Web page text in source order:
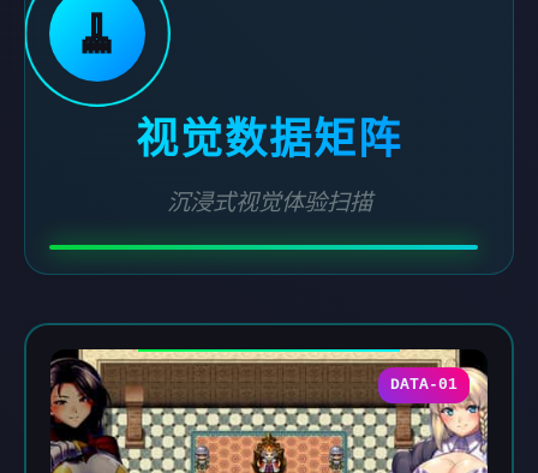
🧹
视觉数据矩阵
沉浸式视觉体验扫描
DATA-01